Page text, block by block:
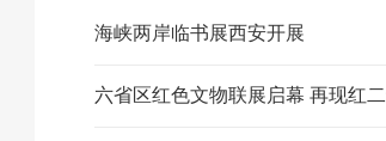
海峡两岸临书展西安开展